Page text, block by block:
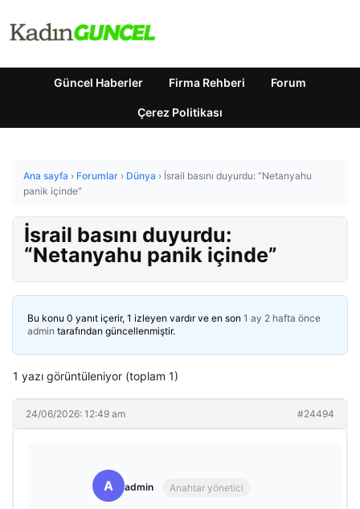
Güncel Haberler Firma Rehberi Forum
Çerez Politikası
Ana sayfa › Forumlar › Dünya › İsrail basını duyurdu: “Netanyahu
panik içinde”
İsrail basını duyurdu:
“Netanyahu panik içinde”
Bu konu 0 yanıt içerir, 1 izleyen vardır ve en son 1 ay 2 hafta önce
admin tarafından güncellenmiştir.
1 yazı görüntüleniyor (toplam 1)
24/06/2026: 12:49 am #24494
A admin Anahtar yönetici